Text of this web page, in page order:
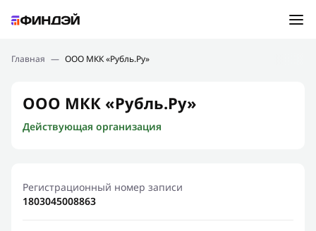
Подбор займа
Новости
Финансовое просвещение
Главная — ООО МКК «Рубль.Ру»
ООО МКК «Рубль.Ру»
Действующая организация
Регистрационный номер записи
1803045008863
Ошибка:Контактная форма не найдена.
Спасибо, что написали нам
Мы свяжемся с Вами в ближайшее время и сообщим
результат
Отправить новый запрос